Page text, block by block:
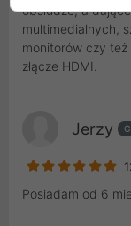
obsłudze, a
multimedialnych,
monitorów czy
złącze HDMI.
Jerzy
Posiadam od 6